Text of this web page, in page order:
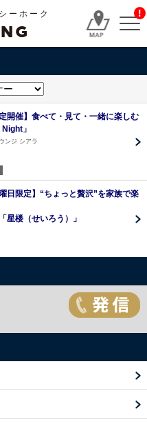
ーホーク !
開催】食べて・見て・一緒に楽しむ
」
ンジ シアラ
日限定】“ちょっと贅沢”を家族で楽
星楼（せいろう）」